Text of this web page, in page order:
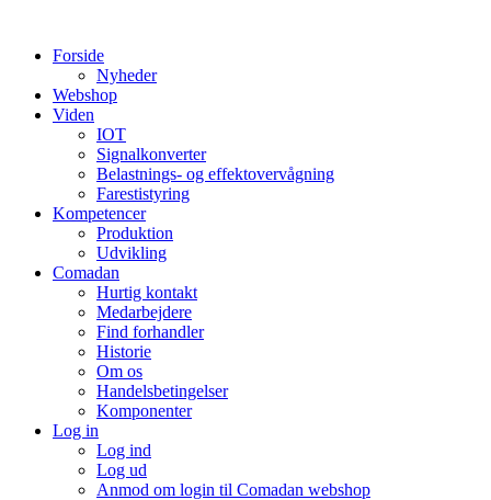
indholdForside
Nyheder
Webshop
Viden
IOT
Signalkonverter
Belastnings- og effektovervågning
Farestistyring
Kompetencer
Produktion
Udvikling
Comadan
Hurtig kontakt
Medarbejdere
Find forhandler
Historie
Om os
Handelsbetingelser
Komponenter
Log in
Log ind
Log ud
Anmod om login til Comadan webshop